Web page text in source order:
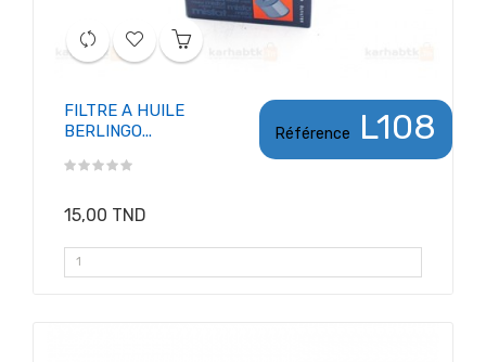
Référence L108
FILTRE A HUILE
BERLINGO...
15,00 TND